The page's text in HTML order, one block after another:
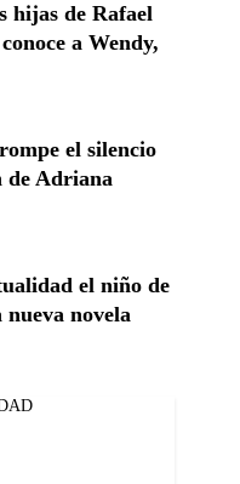
hijas de Rafael
a Wendy,
el silencio
de Adriana
el niño de
nueva novela